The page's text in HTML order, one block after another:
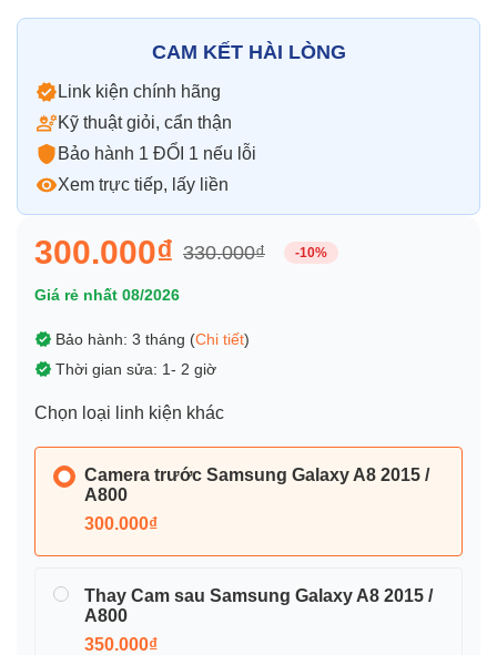
CAM KẾT HÀI LÒNG
Link kiện chính hãng
Kỹ thuật giỏi, cẩn thận
Bảo hành 1 ĐỔI 1 nếu lỗi
Xem trực tiếp, lấy liền
300.000₫ 330.000₫ -10%
Giá rẻ nhất 08/2026
Bảo hành: 3 tháng (Chi tiết)
Thời gian sửa: 1- 2 giờ
Chọn loại linh kiện khác
Camera trước Samsung Galaxy A8 2015 /
A800
300.000₫
Thay Cam sau Samsung Galaxy A8 2015 /
A800
350.000₫